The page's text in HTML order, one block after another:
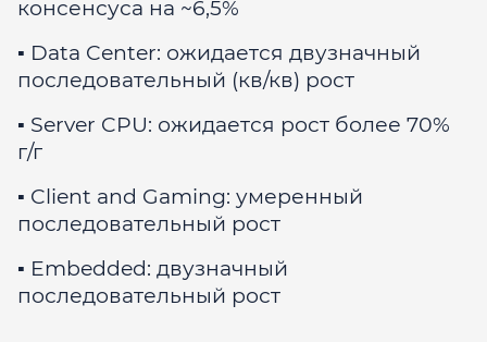
консенсуса на ~6,5%
▪️ Data Center: ожидается двузначный
последовательный (кв/кв) рост
▪️ Server CPU: ожидается рост более 70%
г/г
▪️ Client and Gaming: умеренный
последовательный рост
▪️ Embedded: двузначный
последовательный рост